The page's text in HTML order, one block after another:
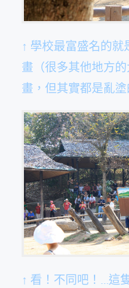
↑ 學校最富盛名的
畫（很多其他地方
畫，但其實都是亂塗
↑ 看！不同吧！…這